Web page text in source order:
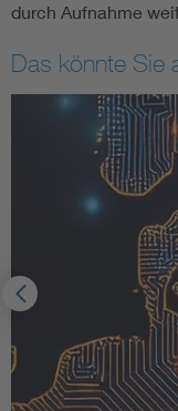
durch Aufnahme
Das könnte Sie